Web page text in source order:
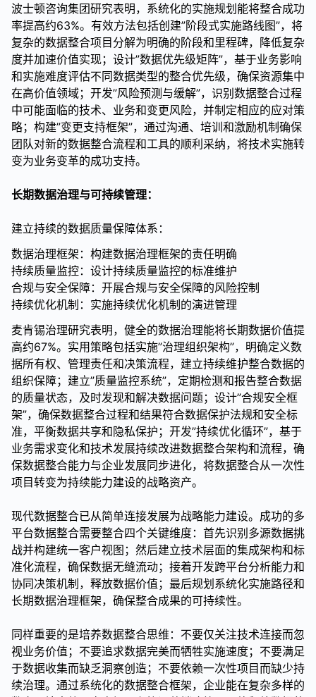
波士顿咨询集团研究表明，系统化的实施规划能将整合成功
率提高约63%。有效方法包括创建”阶段式实施路线图”，将
复杂的数据整合项目分解为明确的阶段和里程碑，降低复杂
度并加速价值实现；设计”数据优先级矩阵”，基于业务影响
和实施难度评估不同数据类型的整合优先级，确保资源集中
在高价值领域；开发”风险预测与缓解”，识别数据整合过程
中可能面临的技术、业务和变更风险，并制定相应的应对策
略；构建”变更支持框架”，通过沟通、培训和激励机制确保
团队对新的数据整合流程和工具的顺利采纳，将技术实施转
变为业务变革的成功支持。
长期数据治理与可持续管理：
建立持续的数据质量保障体系：
数据治理框架：构建数据治理框架的责任明确
持续质量监控：设计持续质量监控的标准维护
合规与安全保障：开展合规与安全保障的风险控制
持续优化机制：实施持续优化机制的演进管理
麦肯锡治理研究表明，健全的数据治理能将长期数据价值提
高约67%。实用策略包括实施”治理组织架构”，明确定义数
据所有权、管理责任和决策流程，建立持续维护整合数据的
组织保障；建立”质量监控系统”，定期检测和报告整合数据
的质量状态，及时发现和解决数据问题；设计”合规安全框
架”，确保数据整合过程和结果符合数据保护法规和安全标
准，平衡数据共享和隐私保护；开发”持续优化循环”，基于
业务需求变化和技术发展持续改进数据整合架构和流程，确
保数据整合能力与企业发展同步进化，将数据整合从一次性
项目转变为持续能力建设的战略资产。
现代数据整合已从简单连接发展为战略能力建设。成功的多
平台数据整合需要整合四个关键维度：首先识别多源数据挑
战并构建统一客户视图；然后建立技术层面的集成架构和标
准化流程，确保数据无缝流动；接着开发跨平台分析能力和
协同决策机制，释放数据价值；最后规划系统化实施路径和
长期数据治理框架，确保整合成果的可持续性。
同样重要的是培养数据整合思维：不要仅关注技术连接而忽
视业务价值；不要追求数据完美而牺牲实施速度；不要满足
于数据收集而缺乏洞察创造；不要依赖一次性项目而缺少持
续治理。通过系统化的数据整合框架，企业能在复杂多样的